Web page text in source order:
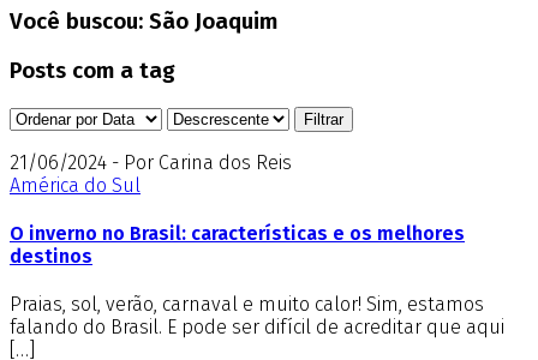
Você buscou: São Joaquim
Posts com a tag
21/06/2024 - Por Carina dos Reis
América do Sul
O inverno no Brasil: características e os melhores
destinos
Praias, sol, verão, carnaval e muito calor! Sim, estamos
falando do Brasil. E pode ser difícil de acreditar que aqui
[…]